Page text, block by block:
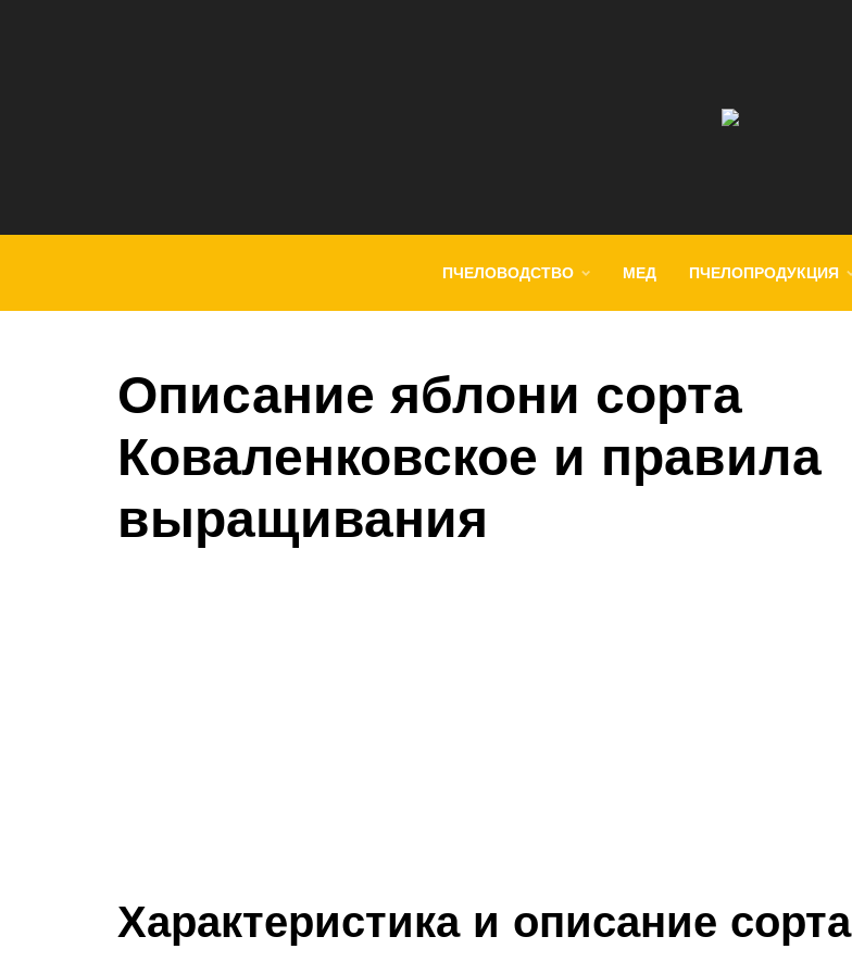
ПЧЕЛОВОДСТВО МЕД ПЧЕЛОПРОДУКЦИЯ
Описание яблони сорта
Коваленковское и правила
выращивания
Характеристика и описание сорта